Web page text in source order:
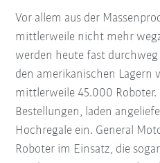
Vor allem aus der
mittlerweile nicht mehr
werden heute fast
den amerikanischen Lagern
mittlerweile 45.000 Roboter.
Bestellungen, laden
Hochregale ein. General
Roboter im Einsatz, die